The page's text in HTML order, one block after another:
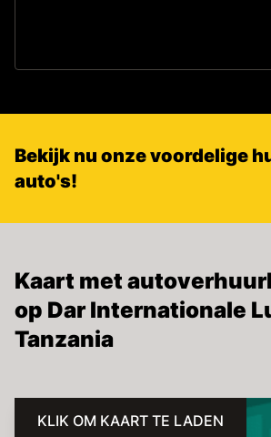
Bekijk nu onze voordelige
auto's!
Kaart met
op Dar Internationale
Tanzania
KLIK OM KAART TE LADEN